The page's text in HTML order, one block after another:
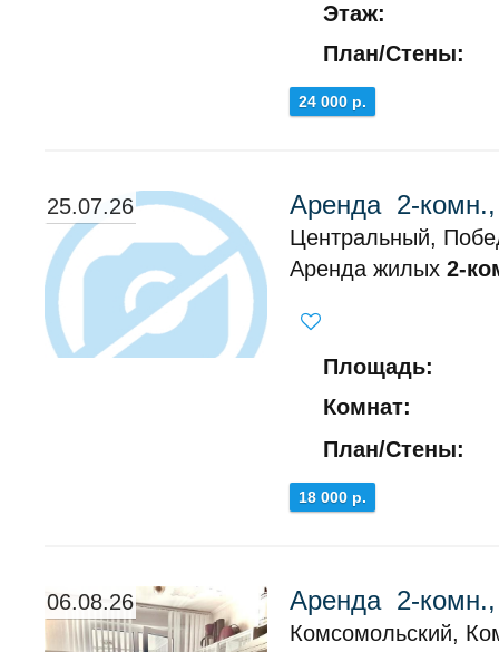
Этаж:
План/Стены:
24 000 р.
25.07.26 Аренда 2-
Центральный,
Аренда жилых 2-
Площадь:
Комнат:
План/Стены:
18 000 р.
06.08.26 Аренда 2-
Комсомольский,